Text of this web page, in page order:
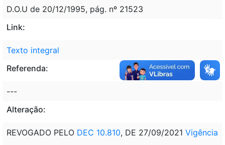
D.O.U de 20/12/1995, pág. nº 21523
Link:
Texto integral
Referenda:
---
Alteração:
REVOGADO PELO DEC 10.810, DE 27/09/2021 Vigência